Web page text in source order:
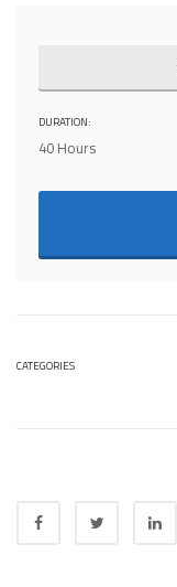
DURATION:
40 Hours
CATEGORIES